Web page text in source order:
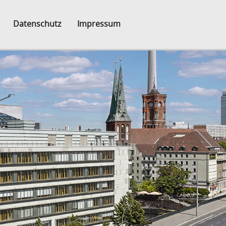
Datenschutz Impressum